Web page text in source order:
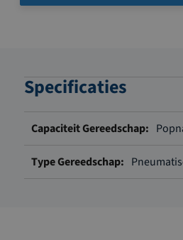
Specificaties
informatie